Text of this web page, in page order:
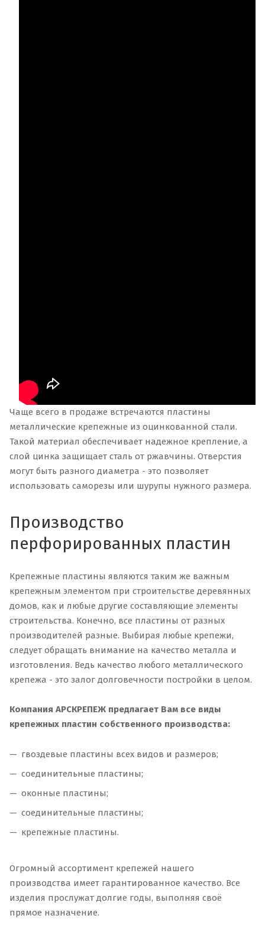
Чаще всего в продаже встречаются пластины
металлические крепежные из оцинкованной стали.
Такой материал обеспечивает надежное крепление, а
слой цинка защищает сталь от ржавчины. Отверстия
могут быть разного диаметра - это позволяет
использовать саморезы или шурупы нужного размера.
Производство
перфорированных пластин
Крепежные пластины являются таким же важным
крепежным элементом при строительстве деревянных
домов, как и любые другие составляющие элементы
строительства. Конечно, все пластины от разных
производителей разные. Выбирая любые крепежи,
следует обращать внимание на качество металла и
изготовления. Ведь качество любого металлического
крепежа - это залог долговечности постройки в целом.
Компания АРСКРЕПЕЖ предлагает Вам все виды
крепежных пластин собственного производства:
гвоздевые пластины всех видов и размеров;
соединительные пластины;
оконные пластины;
соединительные пластины;
крепежные пластины.
Огромный ассортимент крепежей нашего
производства имеет гарантированное качество. Все
изделия прослужат долгие годы, выполняя своё
прямое назначение.